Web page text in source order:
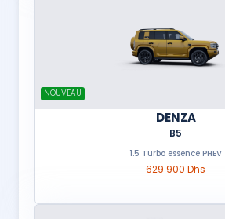
NOUVEAU
DENZA
B5
1.5 Turbo essence PHEV
629 900 Dhs